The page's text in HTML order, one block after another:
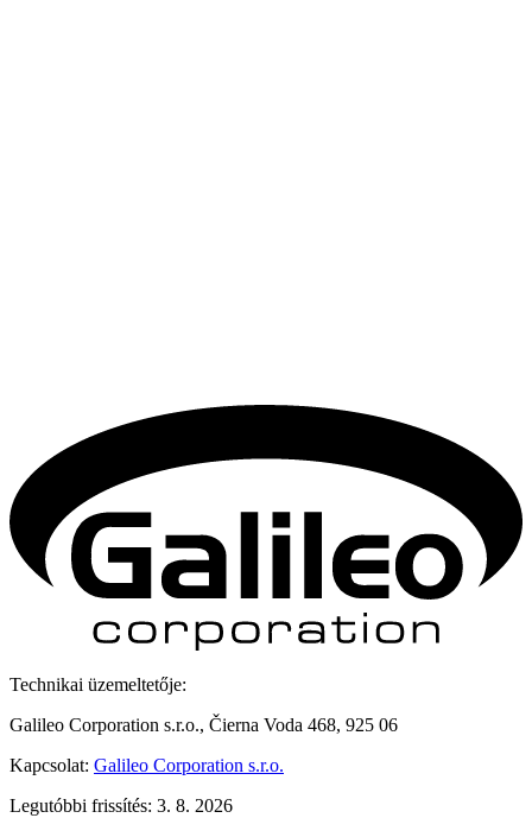
Technikai üzemeltetője:
Galileo Corporation s.r.o., Čierna Voda 468, 925 06
Kapcsolat: Galileo Corporation s.r.o.
Legutóbbi frissítés: 3. 8. 2026